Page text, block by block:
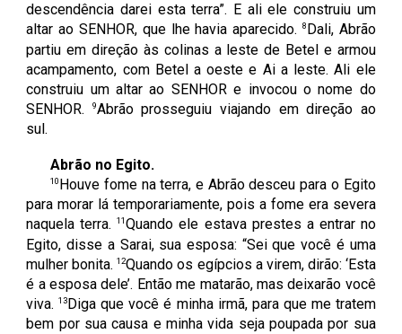
descendência darei esta terra”. E ali ele construiu um
altar ao SENHOR, que lhe havia aparecido.
8 Dali, Abrão
partiu em direção às colinas a leste de Betel e armou
acampamento, com Betel a oeste e Ai a leste. Ali ele
construiu um altar ao SENHOR e invocou o nome do
SENHOR.
9Abrão prosseguiu viajando em direção ao
sul.
Abrão no Egito.
10 Houve fome na terra, e Abrão desceu para o Egito
para morar lá temporariamente, pois a fome era severa
naquela terra.11Quando ele estava prestes a entrar no
Egito, disse a Sarai, sua esposa: “Sei que você é uma
mulher bonita.12Quando os egípcios a virem, dirão: ‘Esta
é a esposa dele’. Então me matarão, mas deixarão você
viva.13 Diga que você é minha irmã, para que me tratem
bem por sua causa e minha vida seja poupada por sua